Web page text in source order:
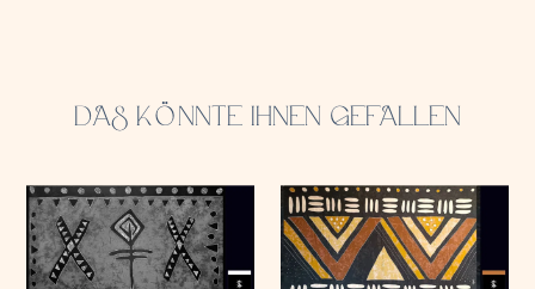
DAS KÖNNTE IHNEN GEFALLEN